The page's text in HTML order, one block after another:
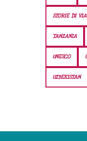
STORIE DI
TANZANIA
UNESCO
UZBEKISTAN